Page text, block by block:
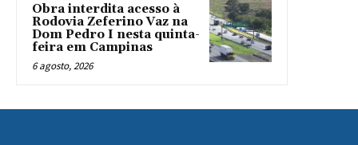
Obra interdita acesso à
Rodovia Zeferino Vaz na
Dom Pedro I nesta quinta-
feira em Campinas
6 agosto, 2026